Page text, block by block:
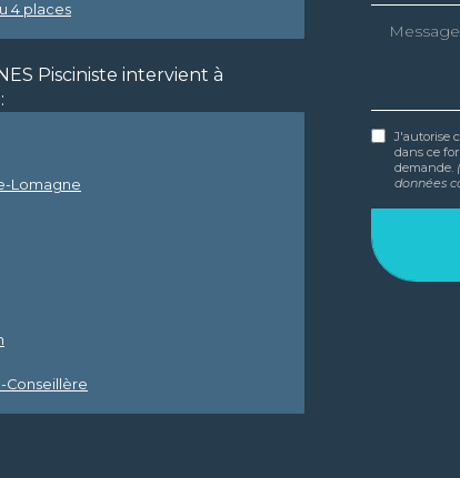
4 places
Pisciniste intervient à
Lomagne
Conseillère
Message
J'autorise
dans ce
demande.
données